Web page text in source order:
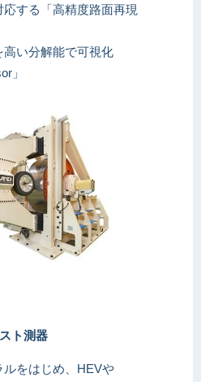
する「高精度路面再現
い分解能で可視化
」
ト測器
ルをはじめ、HEVや